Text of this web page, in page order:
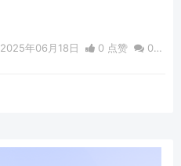
2025年06月18日 0 点赞
0